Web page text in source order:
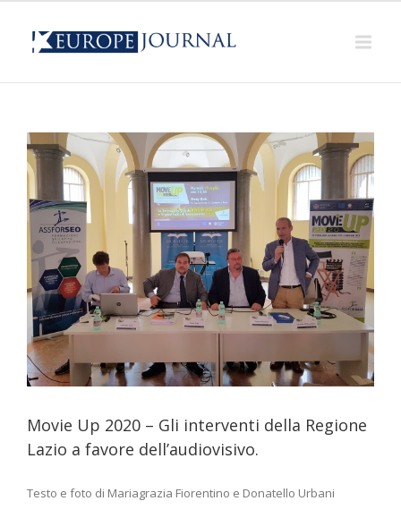
Movie Up 2020 – Gli interventi della Regione
Lazio a favore dell’audiovisivo.
Testo e foto di Mariagrazia Fiorentino e Donatello Urbani